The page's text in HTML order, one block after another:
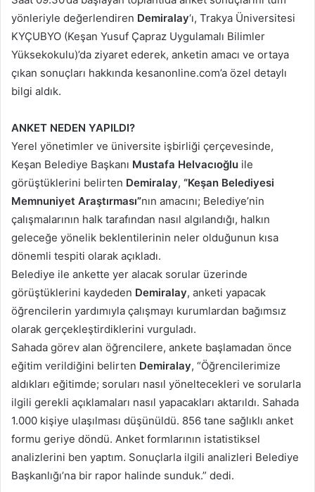
yönleriyle değerlendiren Demiralay‘ı, Trakya Üniversitesi
KYÇUBYO (Keşan Yusuf Çapraz Uygulamalı Bilimler
Yüksekokulu)’da ziyaret ederek, anketin amacı ve ortaya
çıkan sonuçları hakkında kesanonline.com’a özel detaylı
bilgi aldık.
ANKET NEDEN YAPILDI?
Yerel yönetimler ve üniversite işbirliği çerçevesinde,
Keşan Belediye Başkanı Mustafa Helvacıoğlu ile
görüştüklerini belirten Demiralay, “Keşan Belediyesi
Memnuniyet Araştırması”nın amacını; Belediye’nin
çalışmalarının halk tarafından nasıl algılandığı, halkın
geleceğe yönelik beklentilerinin neler olduğunun kısa
dönemli tespiti olarak açıkladı.
Belediye ile ankette yer alacak sorular üzerinde
görüştüklerini kaydeden Demiralay, anketi yapacak
öğrencilerin yardımıyla çalışmayı kurumlardan bağımsız
olarak gerçekleştirdiklerini vurguladı.
Sahada görev alan öğrencilere, ankete başlamadan önce
eğitim verildiğini belirten Demiralay, “Öğrencilerimize
aldıkları eğitimde; soruları nasıl yöneltecekleri ve sorularla
ilgili gerekli açıklamaları nasıl yapacakları aktarıldı. Sahada
1.000 kişiye ulaşılması düşünüldü. 856 tane sağlıklı anket
formu geriye döndü. Anket formlarının istatistiksel
analizlerini ben yaptım. Sonuçlarla ilgili analizleri Belediye
Başkanlığı’na bir rapor halinde sunduk.” dedi.